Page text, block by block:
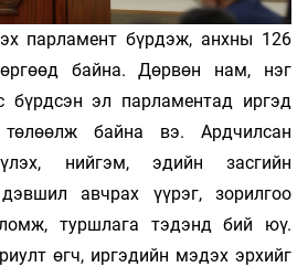
парламент бүрдэж, анхны 126
байна. Дөрвөн нам, нэг
бүрдсэн эл парламентад иргэд
байна вэ. Ардчилсан
нийгэм, эдийн засгийн
авчрах үүрэг, зорилгоо
туршлага тэдэнд бий юү.
өгч, иргэдийн мэдэх эрхийг